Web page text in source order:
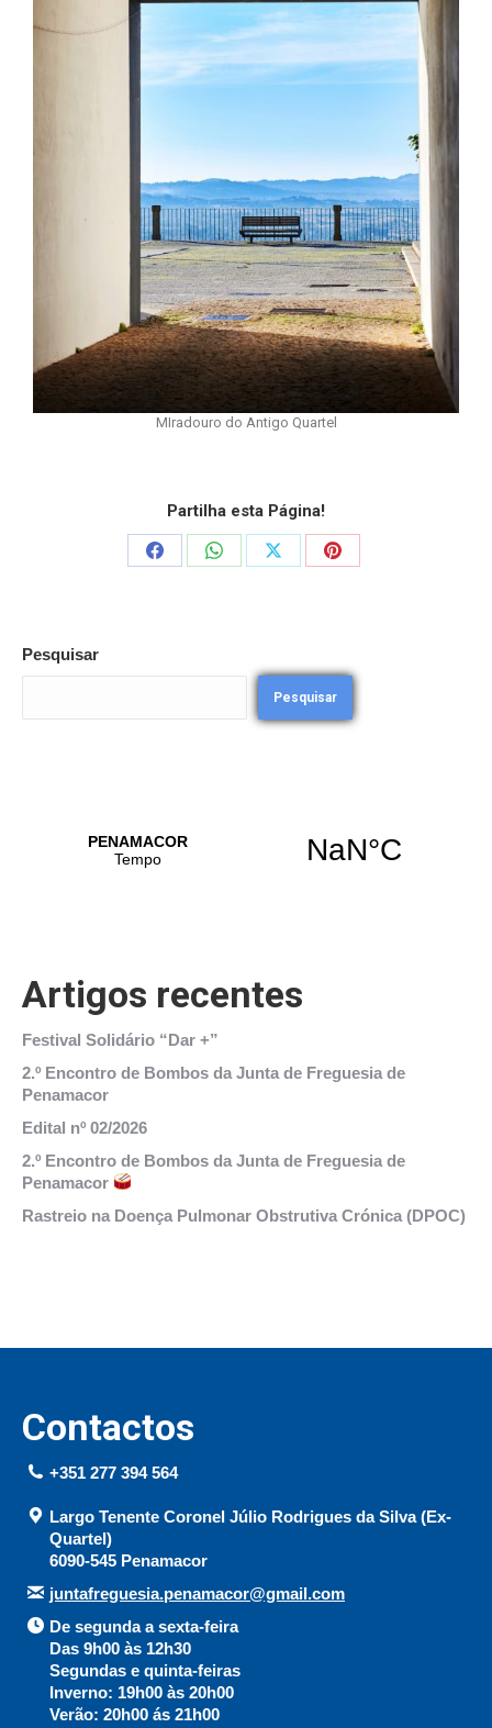
MIradouro do Antigo Quartel
Partilha esta Página!
Pesquisar
Pesquisar
Artigos recentes
Festival Solidário “Dar +”
2.º Encontro de Bombos da Junta de Freguesia de
Penamacor
Edital nº 02/2026
2.º Encontro de Bombos da Junta de Freguesia de
Penamacor
Rastreio na Doença Pulmonar Obstrutiva Crónica (DPOC)
Contactos
+351 277 394 564
Largo Tenente Coronel Júlio Rodrigues da Silva (Ex-
Quartel)
6090-545 Penamacor
juntafreguesia.penamacor@gmail.com
De segunda a sexta-feira
Das 9h00 às 12h30
Segundas e quinta-feiras
Inverno: 19h00 às 20h00
Verão: 20h00 ás 21h00